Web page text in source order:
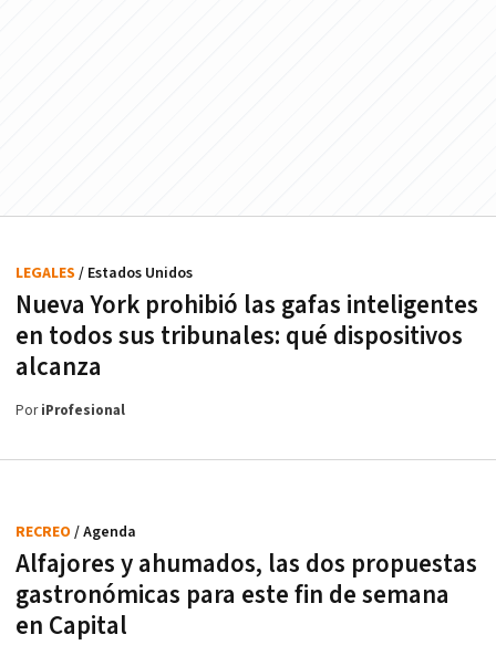
Nueva York prohibió las gafas inteligentes
en todos sus tribunales: qué dispositivos
alcanza
LEGALES / Estados Unidos
PoriProfesional
Alfajores y ahumados, las dos propuestas
gastronómicas para este fin de semana
en Capital
RECREO / Agenda